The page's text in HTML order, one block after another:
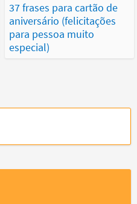
37 frases para cartão de
aniversário (felicitações
para pessoa muito
especial)